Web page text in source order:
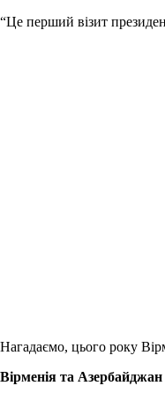
“Це перший візит
Нагадаємо, цього року
Вірменія та